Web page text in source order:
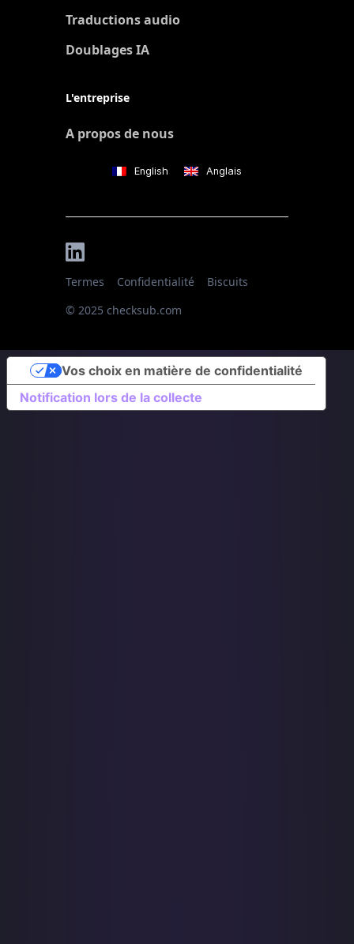
Traductions audio
Doublages IA
L'entreprise
A propos de nous
English Anglais
© 2025 checksub.com
Termes Confidentialité Biscuits
Notification lors de la collecte
Vos choix en matière de confidentialité